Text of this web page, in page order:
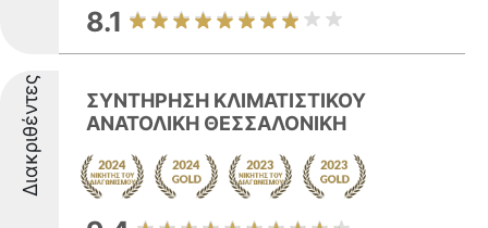
8.1
Διακριθέντες
ΣΥΝΤΗΡΗΣΗ ΚΛΙΜΑΤΙΣΤΙΚΟΥ
ΑΝΑΤΟΛΙΚΗ ΘΕΣΣΑΛΟΝΙΚΗ